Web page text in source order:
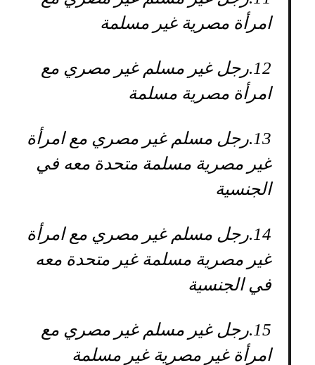
امرأة مصرية غير مسلمة
12. رجل غير مسلم غير مصري مع
امرأة مصرية مسلمة
13. رجل مسلم غير مصري مع امرأة
غير مصرية مسلمة متحدة معه في
الجنسية
14. رجل مسلم غير مصري مع امرأة
غير مصرية مسلمة غير متحدة معه
في الجنسية
15. رجل غير مسلم غير مصري مع
امرأة غير مصرية غير مسلمة